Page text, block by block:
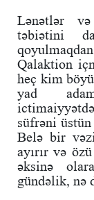
Lənətlər
təbiətini
Qalaktion
heç kim
yad
süfrəni
Belə bir
ayırır və
əksinə
gündəlik, nə